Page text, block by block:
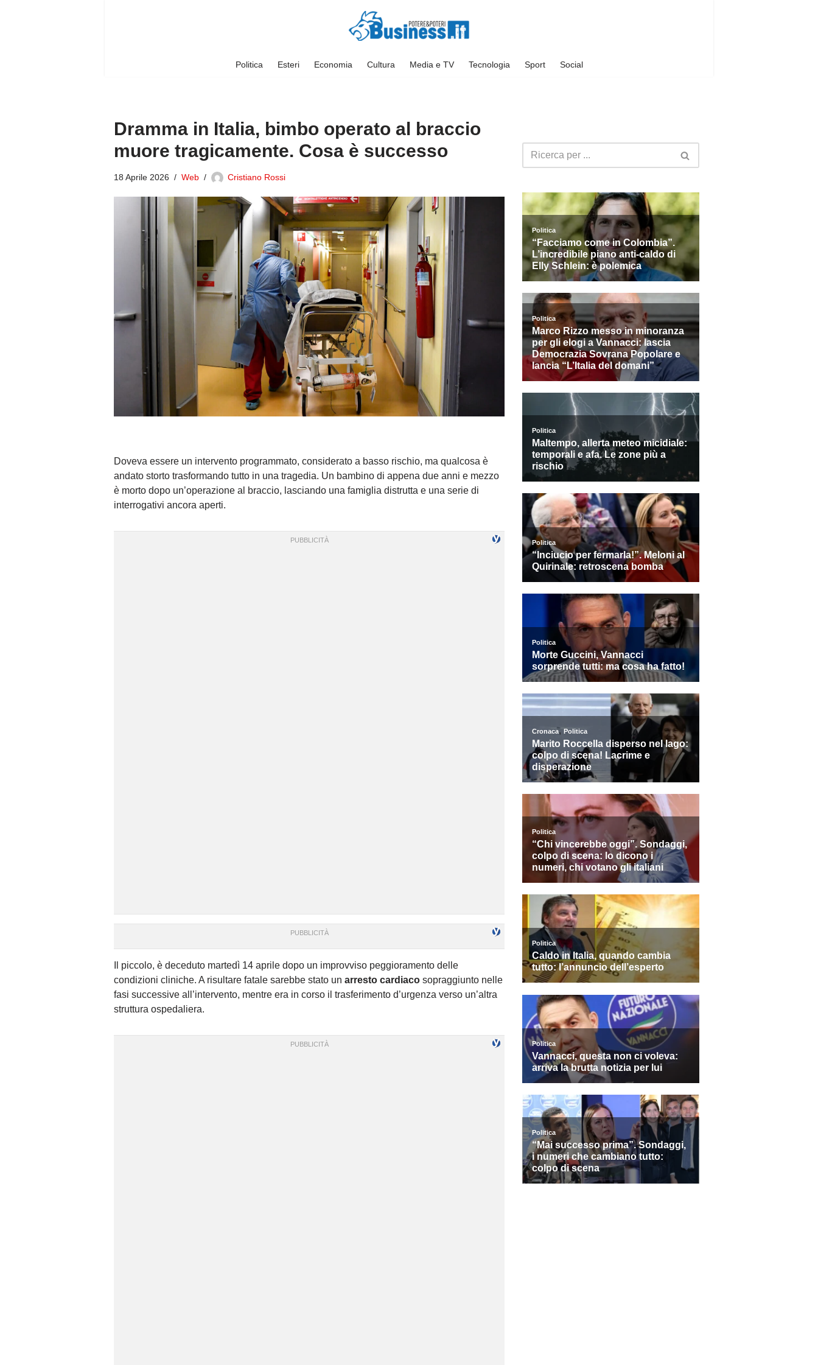
Politica Esteri Economia Cultura Media e TV Tecnologia Sport Social
Dramma in Italia, bimbo operato al braccio
muore tragicamente. Cosa è successo
18 Aprile 2026 Web Cristiano Rossi
Doveva essere un intervento programmato, considerato a basso rischio, ma qualcosa è
andato storto trasformando tutto in una tragedia. Un bambino di appena due anni e mezzo
è morto dopo un’operazione al braccio, lasciando una famiglia distrutta e una serie di
interrogativi ancora aperti.
Il piccolo, è deceduto martedì 14 aprile dopo un improvviso peggioramento delle
condizioni cliniche. A risultare fatale sarebbe stato un arresto cardiaco sopraggiunto nelle
fasi successive all’intervento, mentre era in corso il trasferimento d’urgenza verso un’altra
struttura ospedaliera.